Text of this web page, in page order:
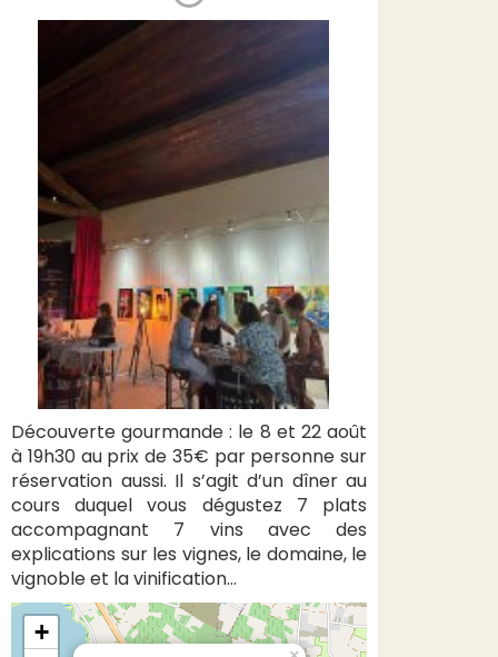
Découverte gourmande : le 8 et 22 août
à 19h30 au prix de 35€ par personne sur
réservation aussi. Il s’agit d’un dîner au
cours duquel vous dégustez 7 plats
accompagnant 7 vins avec des
explications sur les vignes, le domaine, le
vignoble et la vinification…
+